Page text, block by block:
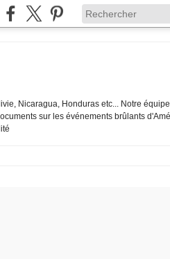
Nicaragua, Honduras etc... Notre équipe
sur les événements brûlants